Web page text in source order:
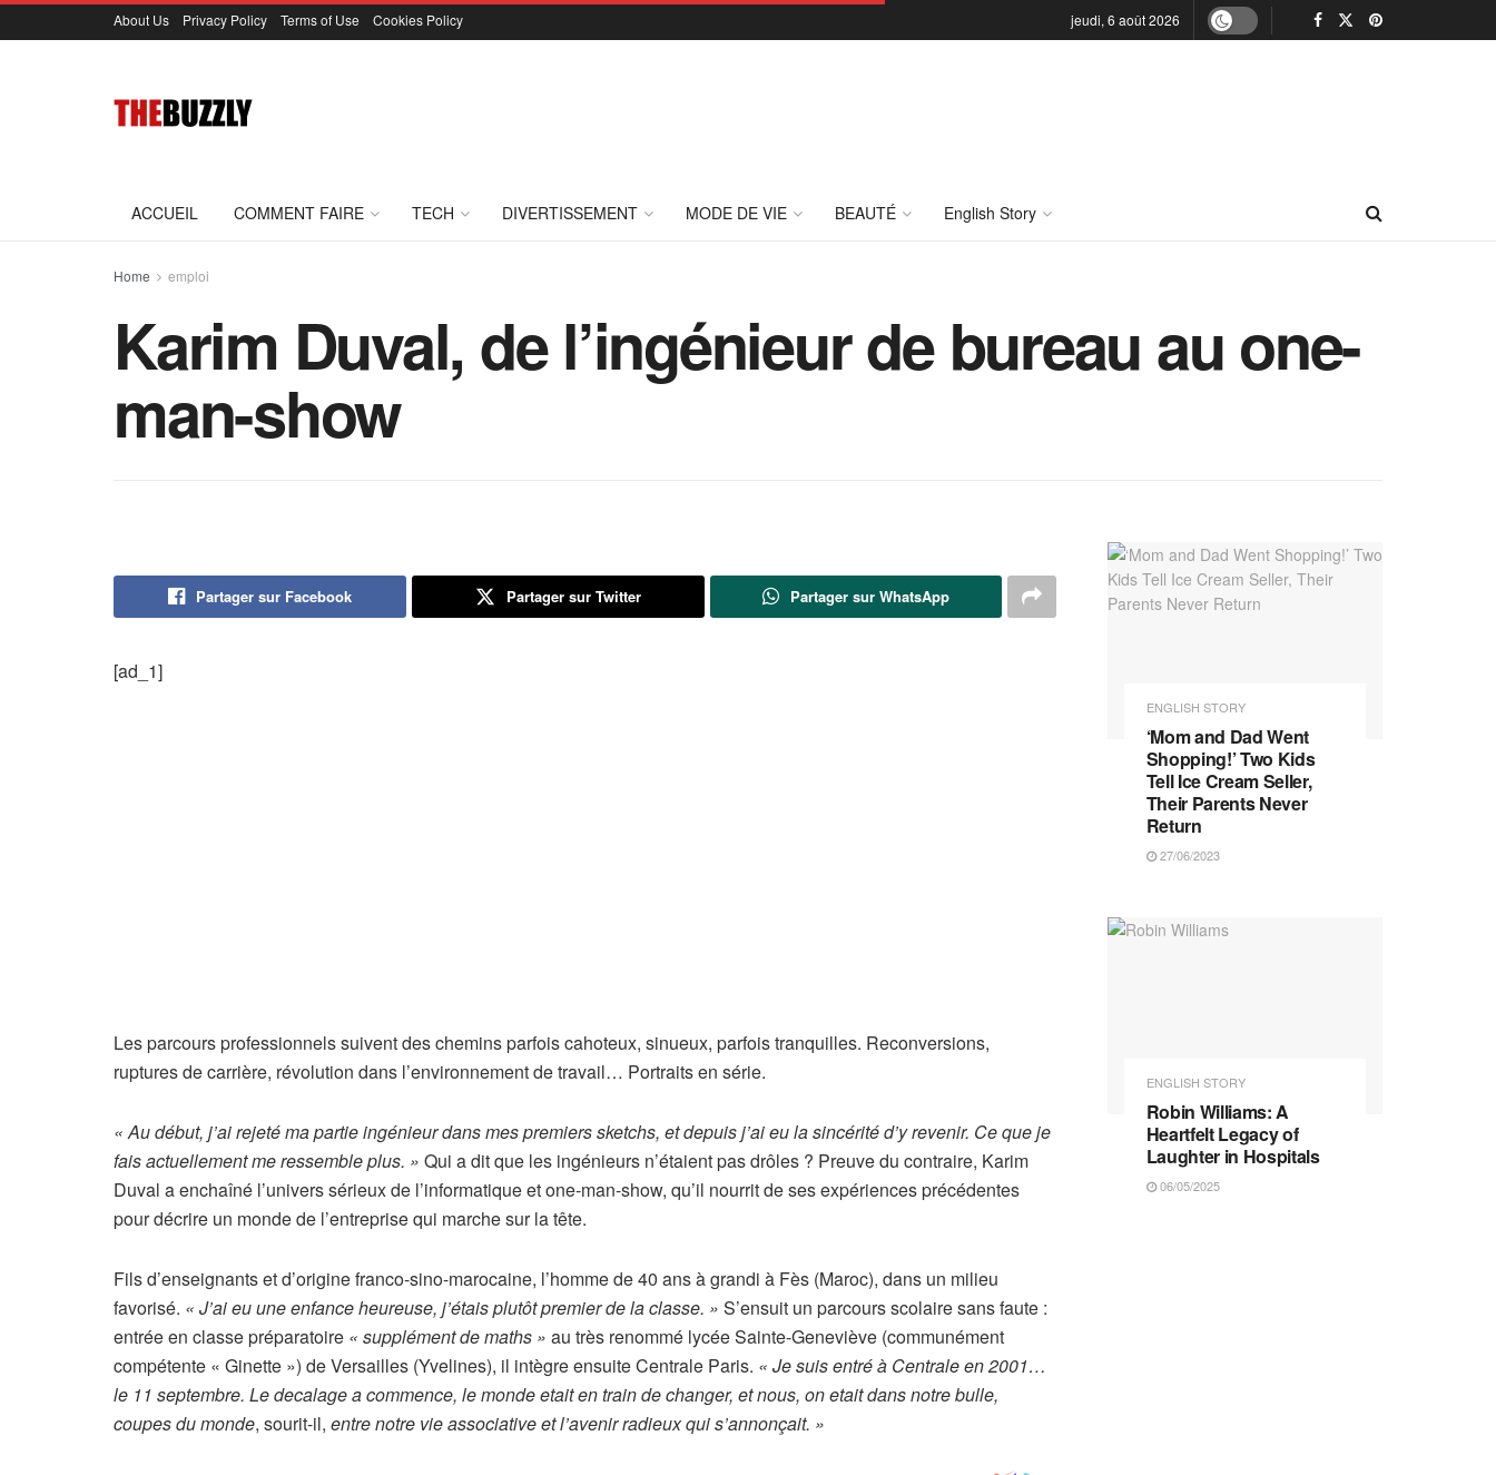
About Us Privacy Policy Terms of Use Cookies Policy jeudi, 6 août 2026
ACCUEIL COMMENT FAIRE TECH DIVERTISSEMENT MODE DE VIE BEAUTÉ English Story
Home emploi
Karim Duval, de l’ingénieur de bureau au one-
man-show
Partager sur Facebook Partager sur Twitter Partager sur WhatsApp
[ad_1]
Les parcours professionnels suivent des chemins parfois cahoteux, sinueux, parfois tranquilles. Reconversions,
ruptures de carrière, révolution dans l’environnement de travail… Portraits en série.
« Au début, j’ai rejeté ma partie ingénieur dans mes premiers sketchs, et depuis j’ai eu la sincérité d’y revenir. Ce que je
fais actuellement me ressemble plus. » Qui a dit que les ingénieurs n’étaient pas drôles ? Preuve du contraire, Karim
Duval a enchaîné l’univers sérieux de l’informatique et one-man-show, qu’il nourrit de ses expériences précédentes
pour décrire un monde de l’entreprise qui marche sur la tête.
Fils d’enseignants et d’origine franco-sino-marocaine, l’homme de 40 ans à grandi à Fès (Maroc), dans un milieu
favorisé. « J’ai eu une enfance heureuse, j’étais plutôt premier de la classe. » S’ensuit un parcours scolaire sans faute :
entrée en classe préparatoire « supplément de maths » au très renommé lycée Sainte-Geneviève (communément
compétente « Ginette ») de Versailles (Yvelines), il intègre ensuite Centrale Paris. « Je suis entré à Centrale en 2001…
le 11 septembre. Le decalage a commence, le monde etait en train de changer, et nous, on etait dans notre bulle,
coupes du monde, sourit-il, entre notre vie associative et l’avenir radieux qui s’annonçait. »
ENGLISH STORY
‘Mom and Dad Went
Shopping!’ Two Kids
Tell Ice Cream Seller,
Their Parents Never
Return
27/06/2023
ENGLISH STORY
Robin Williams: A
Heartfelt Legacy of
Laughter in Hospitals
06/05/2025